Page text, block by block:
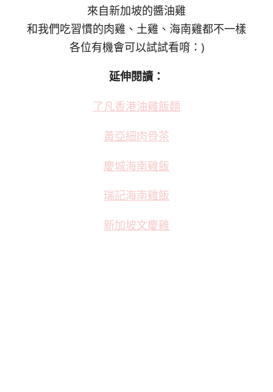
來自新加坡的醬油雞
和我們吃習慣的肉雞、土雞、海南雞都不一樣
各位有機會可以試試看唷：)
延伸閱讀：
了凡香港油雞飯麵
黃亞細肉骨茶
慶城海南雞飯
瑞記海南雞飯
新加坡文慶雞